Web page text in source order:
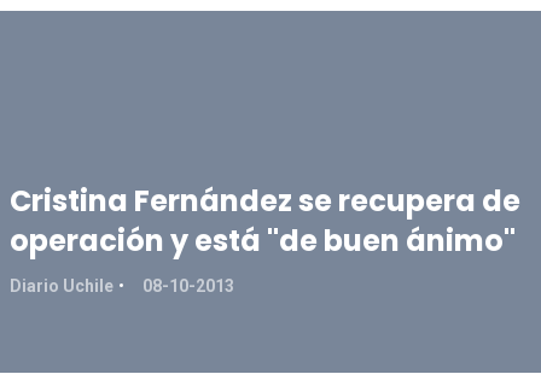
Cristina Fernández se recupera de
operación y está "de buen ánimo"
Diario Uchile 08-10-2013